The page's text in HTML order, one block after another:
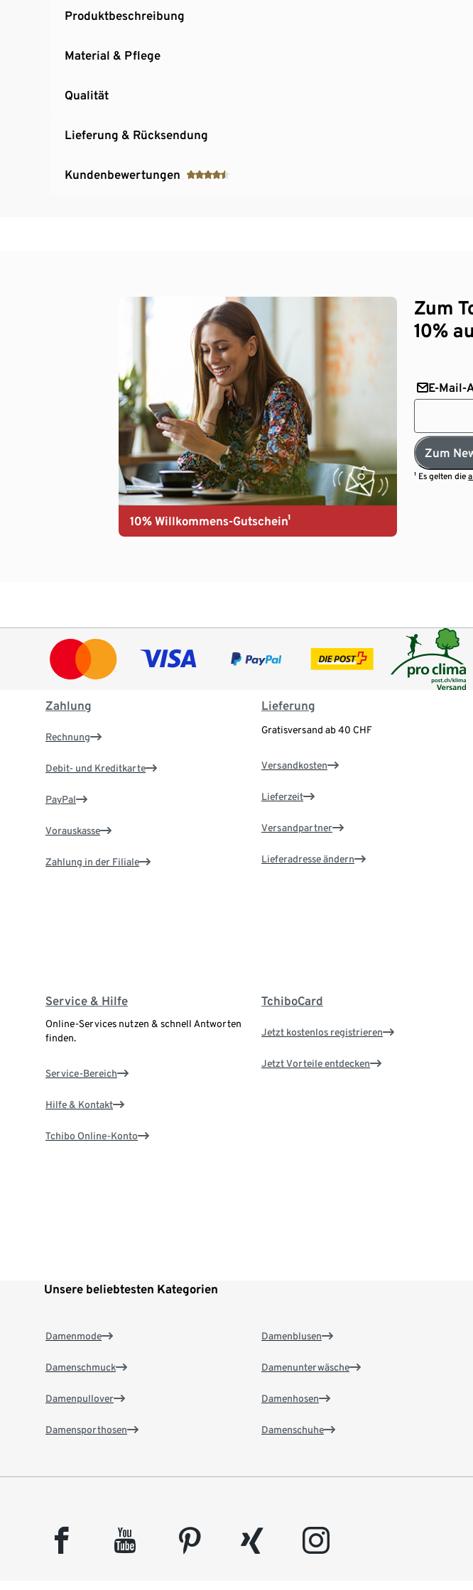
Produktbeschreibung
Material & Pflege
Qualität
Lieferung & Rücksendung
Kundenbewertungen
10% Willkommens-Gutschein¹
Zum
10%
E-Mail-
Zum
¹ Es gelten die
Zahlung
Rechnung
Debit- und Kreditkarte
PayPal
Vorauskasse
Zahlung in der Filiale
Lieferung
Gratisversand ab 40 CHF
Versandkosten
Lieferzeit
Versandpartner
Lieferadresse ändern
Service & Hilfe
Online-Services nutzen & schnell Antworten
finden.
Service-Bereich
Hilfe & Kontakt
Tchibo Online-Konto
TchiboCard
Jetzt kostenlos registrieren
Jetzt Vorteile entdecken
Unsere beliebtesten Kategorien
Damenmode
Damenschmuck
Damenpullover
Damensporthosen
Damenblusen
Damenunterwäsche
Damenhosen
Damenschuhe
facebook youtube pinterest xing instagram